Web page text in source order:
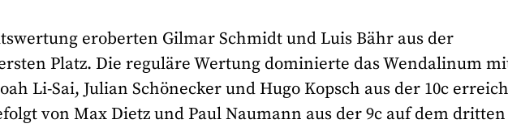
eroberten Gilmar Schmidt und Luis Bähr aus der
Platz. Die reguläre Wertung dominierte das Wendalinum
Li-Sai, Julian Schönecker und Hugo Kopsch aus der 10c
von Max Dietz und Paul Naumann aus der 9c auf dem dritten